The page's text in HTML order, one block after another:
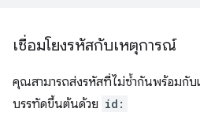
เชื่อมโยงรหัสกับเหตุการณ์
คุณสามารถส่งรหัสที่ไม่ซ้ำกันพร้อมกับ
บรรทัดขึ้นต้นด้วย id: